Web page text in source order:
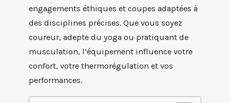
engagements éthiques et coupes adaptées à
des disciplines précises. Que vous soyez
coureur, adepte du yoga ou pratiquant de
musculation, l’équipement influence votre
confort, votre thermorégulation et vos
performances.